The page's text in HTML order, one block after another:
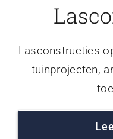
Lasconstructies
tuinprojecten,